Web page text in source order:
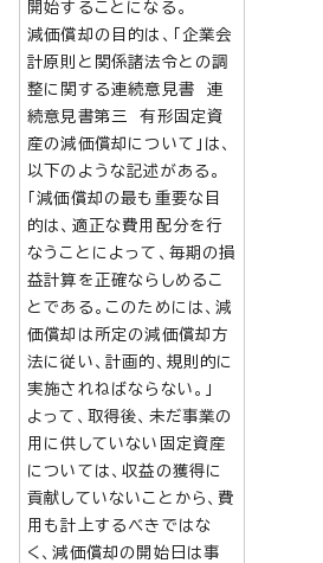
開始することになる。
減価償却の目的は、「企業会
計原則と関係諸法令との調
整に関する連続意見書 連
続意見書第三 有形固定資
産の減価償却について」は、
以下のような記述がある。
「減価償却の最も重要な目
的は、適正な費用配分を行
なうことによって、毎期の損
益計算を正確ならしめるこ
とである。このためには、減
価償却は所定の減価償却方
法に従い、計画的、規則的に
実施されねばならない。」
よって、取得後、未だ事業の
用に供していない固定資産
については、収益の獲得に
貢献していないことから、費
用も計上するべきではな
く、減価償却の開始日は事